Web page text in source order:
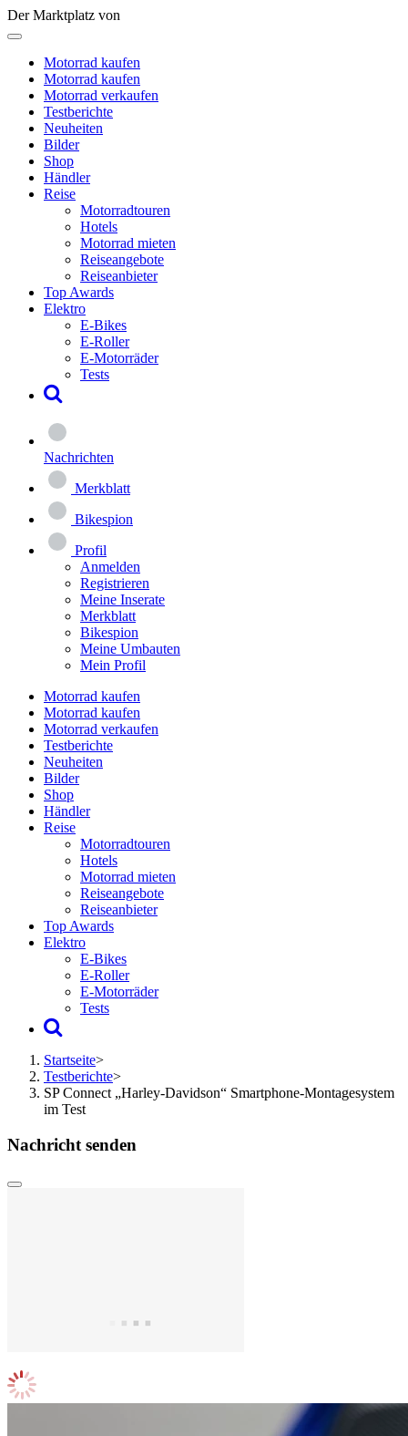
Der Marktplatz von
Motorrad kaufen
Motorrad kaufen
Motorrad verkaufen
Testberichte
Neuheiten
Bilder
Shop
Händler
Reise
Motorradtouren
Hotels
Motorrad mieten
Reiseangebote
Reiseanbieter
Top Awards
Elektro
E-Bikes
E-Roller
E-Motorräder
Tests
Nachrichten
Merkblatt
Bikespion
Profil
Anmelden
Registrieren
Meine Inserate
Merkblatt
Bikespion
Meine Umbauten
Mein Profil
Motorrad kaufen
Motorrad kaufen
Motorrad verkaufen
Testberichte
Neuheiten
Bilder
Shop
Händler
Reise
Motorradtouren
Hotels
Motorrad mieten
Reiseangebote
Reiseanbieter
Top Awards
Elektro
E-Bikes
E-Roller
E-Motorräder
Tests
Startseite>
Testberichte>
SP Connect „Harley-Davidson“ Smartphone-Montagesystem
im Test
Nachricht senden